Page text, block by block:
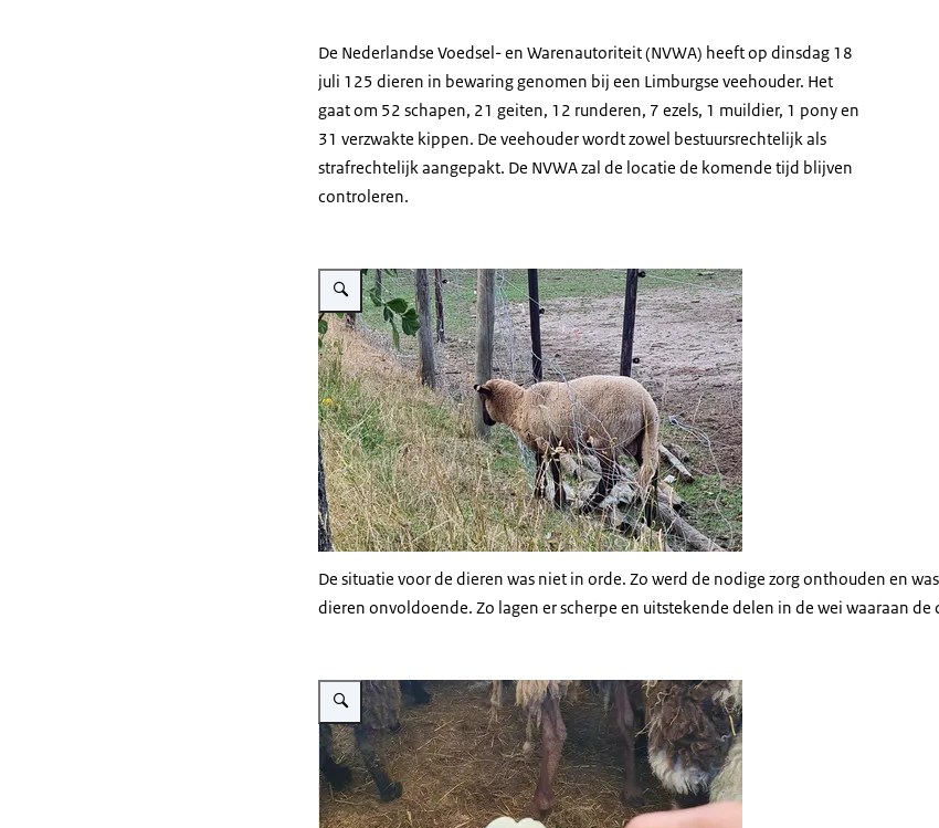
De Nederlandse Voedsel- en Warenautoriteit (NVWA) heeft op dinsdag 18
juli 125 dieren in bewaring genomen bij een Limburgse veehouder. Het
gaat om 52 schapen, 21 geiten, 12 runderen, 7 ezels, 1 muildier, 1 pony en
31 verzwakte kippen. De veehouder wordt zowel bestuursrechtelijk als
strafrechtelijk aangepakt. De NVWA zal de locatie de komende tijd blijven
controleren.
Vergroot afbeelding Schaap zit vast in hek
De situatie voor de dieren was niet in orde. Zo werd de nodige zorg onthouden en
dieren onvoldoende. Zo lagen er scherpe en uitstekende delen in de wei waaraan
Vergroot afbeelding Temperatuur meten in stal met schapen